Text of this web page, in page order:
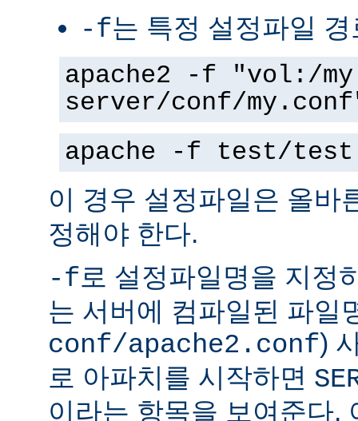
-f는 특정 설정파일
apache2 -f "vol:/my
server/conf/
apache -f test/
이 경우 설정파일은 올바
정해야 한다.
-f로 설정파일명을 지정
는 서버에 컴파일된 파일
conf/apache2.conf)
로 아파치를 시작하면
이라는 항목을 보여준다.